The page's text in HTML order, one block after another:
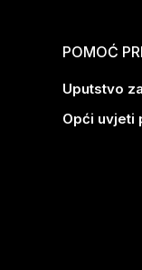
POMOĆ
Uputstvo
Opći uvjeti